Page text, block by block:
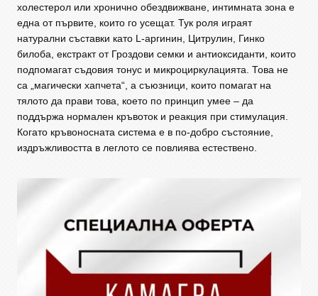
холестерол или хронично обездвижване, интимната зона е
една от първите, които го усещат. Тук роля играят
натурални съставки като L-аргинин, Цитрулин, Гинко
билоба, екстракт от Гроздови семки и антиоксиданти, които
подпомагат съдовия тонус и микроциркулацията. Това не
са „магически хапчета“, а съюзници, които помагат на
тялото да прави това, което по принцип умее – да
поддържа нормален кръвоток и реакция при стимулация.
Когато кръвоносната система е в по-добро състояние,
издръжливостта в леглото се повлиява естествено.